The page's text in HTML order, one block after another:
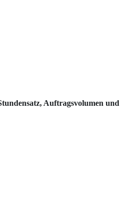
Auftragsvolumen und